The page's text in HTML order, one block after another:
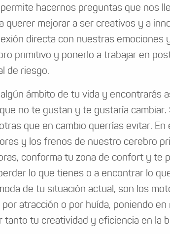
hacernos preguntas que nos
querer mejorar a ser creativos y a
directa con nuestras emociones
primitivo y ponerlo a trabajar en
de riesgo.
ámbito de tu vida y encontrarás
no te gustan y te gustaría cambiar.
que en cambio querrías evitar. En
y los frenos de nuestro cerebro
conforma tu zona de confort y te
lo que tienes o a encontrar lo
de tu situación actual, son los
atracción o por huída, poniendo en
tu creatividad y eficiencia en la